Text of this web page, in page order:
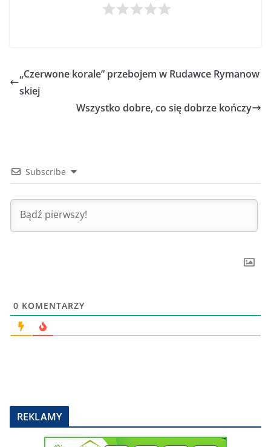
„Czerwone korale” przebojem w Rudawce Rymanow
skiej
Wszystko dobre, co się dobrze kończy
Subscribe
0 KOMENTARZY
REKLAMY